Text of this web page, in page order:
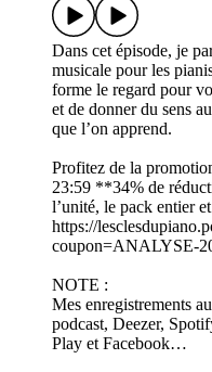
Dans cet épisode, je
musicale pour les
forme le regard pour
et de donner du sens
que l’on apprend.
Profitez de la
23:59 **34% de
l’unité, le pack entier
https://
coupon=ANALYSE-
NOTE :
Mes enregistrements
podcast, Deezer,
Play et Facebook…